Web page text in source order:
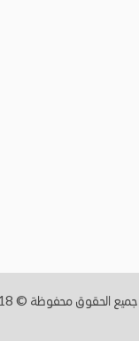
جميع الحقوق محفوظة © 2018,